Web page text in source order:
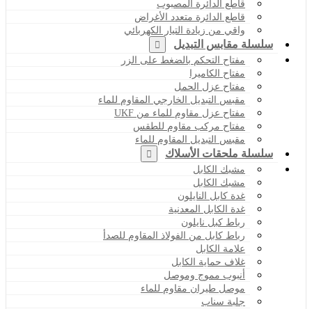
قاطع الدائرة المصبوب
قاطع الدائرة متعدد الأغراض
واقي من زيادة التيار الكهربائي
سلسلة مقابس التبديل
مفتاح التحكم بالضغط على الزر
مفتاح الكاميرا
مفتاح عزل الحمل
مقبس التبديل الخارجي المقاوم للماء
مفتاح عزل مقاوم للماء من UKF
مفتاح مركب مقاوم للطقس
مقبس التبديل المقاوم للماء
سلسلة ملحقات الأسلاك
مشبك الكابل
مشبك الكابل
غدة كابل النايلون
غدة الكابل المعدنية
رباط كبل نايلون
رباط كابل من الفولاذ المقاوم للصدأ
علامة الكابل
غلاف حماية الكابل
أنبوب مموج وموصل
موصل طيران مقاوم للماء
جلبة سناب